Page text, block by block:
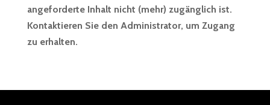
angeforderte Inhalt nicht (mehr) zugänglich ist.
Kontaktieren Sie den Administrator, um Zugang
zu erhalten.